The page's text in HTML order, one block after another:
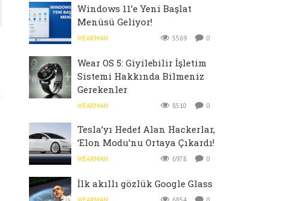
Windows 11’e Yeni Başlat
Menüsü Geliyor!
WEARMAN 5569 0
Wear OS 5: Giyilebilir İşletim
Sistemi Hakkında Bilmeniz
Gerekenler
WEARMAN 8510 0
Tesla’yı Hedef Alan Hackerlar,
‘Elon Modu’nu Ortaya Çıkardı!
WEARMAN 6978 0
İlk akıllı gözlük Google Glass